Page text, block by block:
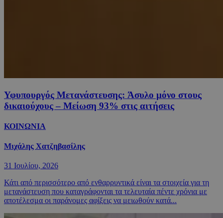
Υφυπουργός Μετανάστευσης: Άσυλο μόνο στους
δικαιούχους – Μείωση 93% στις αιτήσεις
ΚΟΙΝΩΝΙΑ
Μιχάλης Χατζηβασίλης
31 Ιουλίου, 2026
Κάτι από περισσότερο από ενθαρρυντικά είναι τα στοιχεία για τη
μετανάστευση που καταγράφονται τα τελευταία πέντε χρόνια με
αποτέλεσμα οι παράνομες αφίξεις να μειωθούν κατά...